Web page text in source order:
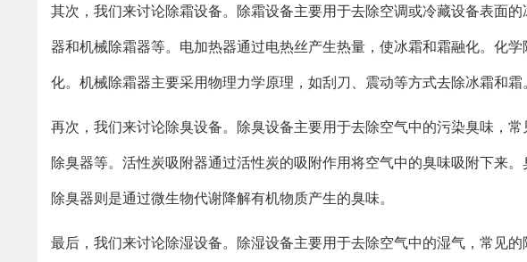
其次，我们来讨论除霜设备。除霜设备主要用于去除空调或冷藏设备表面
器和机械除霜器等。电加热器通过电热丝产生热量，使冰霜和霜融化。化
化。机械除霜器主要采用物理力学原理，如刮刀、震动等方式去除冰霜和霜。
再次，我们来讨论除臭设备。除臭设备主要用于去除空气中的污染臭味，
除臭器等。活性炭吸附器通过活性炭的吸附作用将空气中的臭味吸附下来
除臭器则是通过微生物代谢降解有机物质产生的臭味。
最后，我们来讨论除湿设备。除湿设备主要用于去除空气中的湿气，常见